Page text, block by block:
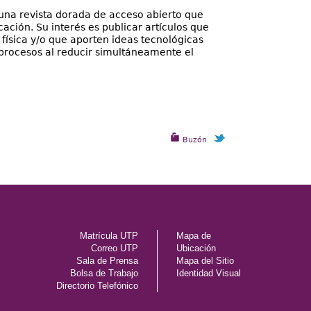
revista dorada de acceso abierto que
Su interés es publicar artículos que
y/o que aporten ideas tecnológicas
al reducir simultáneamente el
Buzón
Matrícula UTP
Correo UTP
Sala de Prensa
Bolsa de Trabajo
Directorio Telefónico
Mapa de
Ubicación
Mapa del Sitio
Identidad Visual